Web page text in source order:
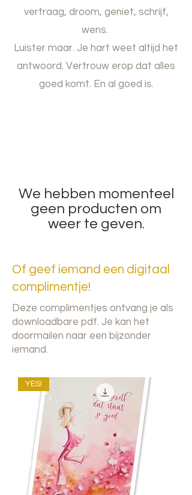
vertraag, droom, geniet, schrijf,
wens.
Luister maar. Je hart weet altijd het
antwoord. Vertrouw erop dat alles
goed komt. En al goed is.
We hebben momenteel
geen producten om
weer te geven.
Of geef iemand een digitaal
complimentje!
Deze complimentjes ontvang je als
downloadbare pdf. Je kan het
doormailen naar een bijzonder
iemand.
YES!